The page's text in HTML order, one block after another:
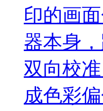
印的画
器本身
双向校
成色彩偏